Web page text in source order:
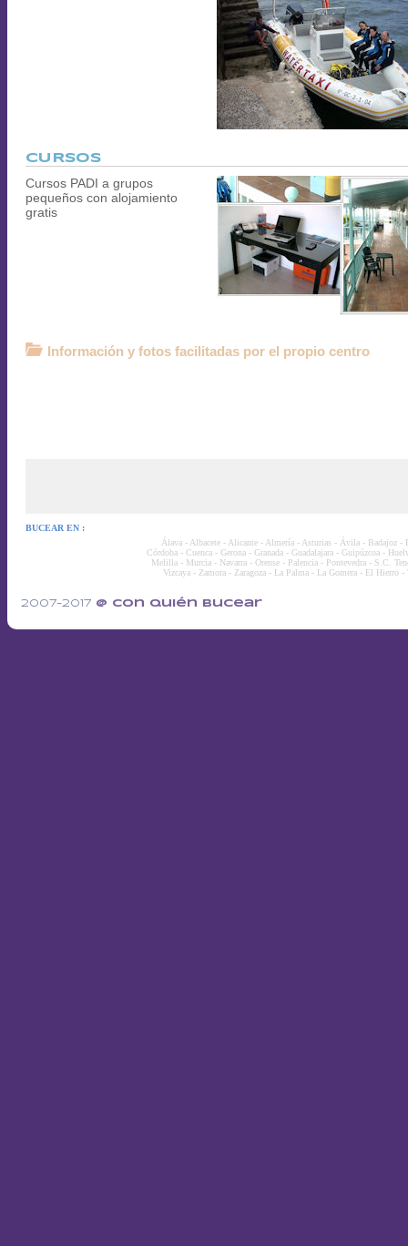
CURSOS
Cursos PADI a grupos
pequeños con alojamiento
gratis
Información y fotos facilitadas por el propio centro
BUCEAR EN :
Álava- Albacete- Alicante- Almería- Asturias- Ávila- Badajoz-
Córdoba- Cuenca- Gerona- Granada- Guadalajara- Guipúzcoa-
Melilla- Murcia- Navarra- Orense- Palencia- Pontevedra- S.C.
Vizcaya- Zamora- Zaragoza- La Palma- La Gomera- El Hierro-
2007-2017 @ con quién bucear